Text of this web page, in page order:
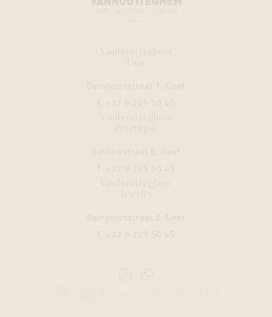
Vanhoutteghem
Time
Dampoortstraat 1, Gent
T. +32 9 225 50 45
Vanhoutteghem
Boutique
Voldersstraat 6, Gent
T. +32 9 225 50 45
Vanhoutteghem
Jewelry
Dampoortstraat 2, Gent
T. +32 9 225 50 45